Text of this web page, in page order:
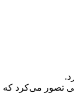
تصور می‌کرد